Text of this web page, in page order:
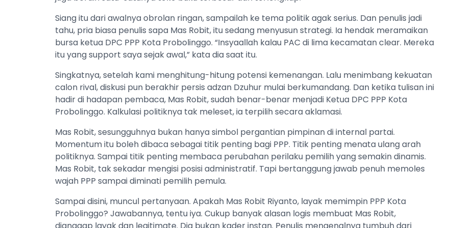
Siang itu dari awalnya obrolan ringan, sampailah ke tema politik agak serius. Dan penulis jadi
tahu, pria biasa penulis sapa Mas Robit, itu sedang menyusun strategi. Ia hendak meramaikan
bursa ketua DPC PPP Kota Probolinggo. “Insyaallah kalau PAC di lima kecamatan clear. Mereka
itu yang support saya sejak awal,” kata dia saat itu.
Singkatnya, setelah kami menghitung-hitung potensi kemenangan. Lalu menimbang kekuatan
calon rival, diskusi pun berakhir persis adzan Dzuhur mulai berkumandang. Dan ketika tulisan ini
hadir di hadapan pembaca, Mas Robit, sudah benar-benar menjadi Ketua DPC PPP Kota
Probolinggo. Kalkulasi politiknya tak meleset, ia terpilih secara aklamasi.
Mas Robit, sesungguhnya bukan hanya simbol pergantian pimpinan di internal partai.
Momentum itu boleh dibaca sebagai titik penting bagi PPP. Titik penting menata ulang arah
politiknya. Sampai titik penting membaca perubahan perilaku pemilih yang semakin dinamis.
Mas Robit, tak sekadar mengisi posisi administratif. Tapi bertanggung jawab penuh memoles
wajah PPP sampai diminati pemilih pemula.
Sampai disini, muncul pertanyaan. Apakah Mas Robit Riyanto, layak memimpin PPP Kota
Probolinggo? Jawabannya, tentu iya. Cukup banyak alasan logis membuat Mas Robit,